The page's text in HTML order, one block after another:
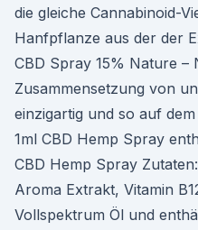
die gleiche Cannabinoid-
Hanfpflanze aus der der
CBD Spray 15% Nature –
Zusammensetzung von
einzigartig und so auf
1ml CBD Hemp Spray
CBD Hemp Spray
Aroma Extrakt, Vitamin
Vollspektrum Öl und